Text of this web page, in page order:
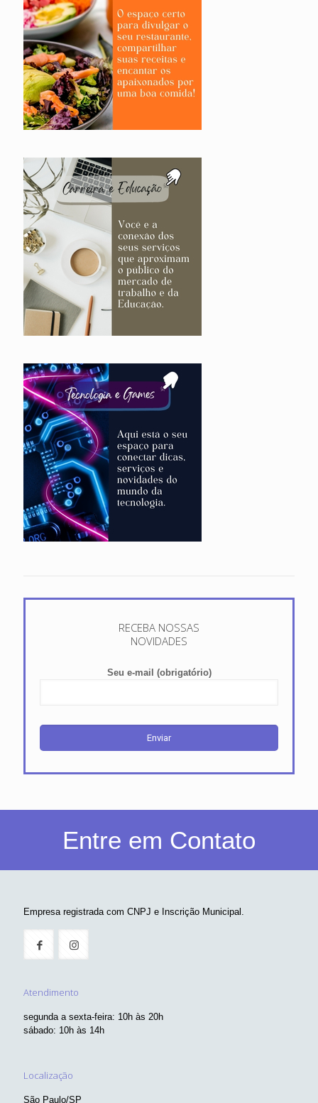
RECEBA NOSSAS
NOVIDADES
Seu e-mail (obrigatório)
Entre em Contato
Empresa registrada com CNPJ e Inscrição Municipal.
Atendimento
segunda a sexta-feira: 10h às 20h
sábado: 10h às 14h
Localização
São Paulo/SP